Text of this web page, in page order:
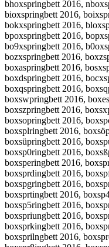
bhoxspringbett 2016,
bioxspringbett 2016,
bokxspringbett 2016,
bpoxspringbett 2016,
bo9xspringbett 2016,
bozxspringbett 2016,
boxaspringbett 2016,
boxdspringbett 2016,
boxqspringbett 2016,
boxswpringbett 2016,
boxszpringbett 2016,
boxsopringbett 2016,
boxsplringbett 2016,
boxsüpringbett 2016,
boxsp0ringbett 2016,
boxsperingbett 2016,
boxsprdingbett 2016,
boxspgringbett 2016,
boxsprtingbett 2016,
boxsp5ringbett 2016,
boxspriungbett 2016,
boxsprkingbett 2016,
boxsprilngbett 2016,